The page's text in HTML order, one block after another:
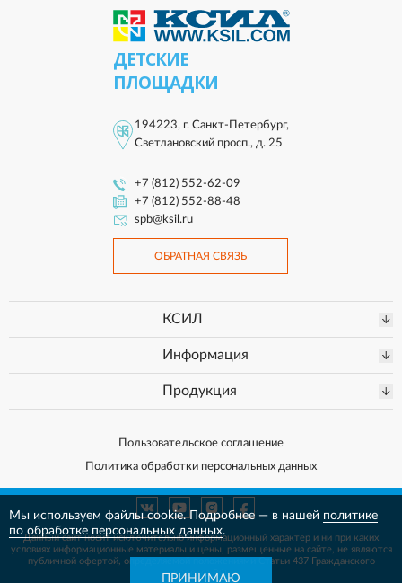
ДЕТСКИЕ
ПЛОЩАДКИ
194223, г. Санкт-Петербург,
Светлановский просп., д. 25
+7 (812) 552-62-09
+7 (812) 552-88-48
spb@ksil.ru
ОБРАТНАЯ СВЯЗЬ
КСИЛ
Информация
Продукция
Пользовательское соглашение
Политика обработки персональных данных
Данный сайт носит исключительно информационный характер и ни при каких
условиях информационные материалы и цены, размещенные на сайте, неявляются
публичной офертой, определяемой положениями Статьи 437 Гражданского
кодекса РФ.
Мы используем файлы cookie. Подробнее — в нашей политике
по обработке персональных данных.
ПРИНИМАЮ